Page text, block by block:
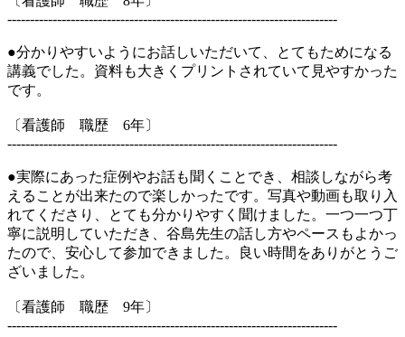
-------------------------------------------------------------------------
●分かりやすいようにお話しいただいて、とてもためになる
講義でした。資料も大きくプリントされていて見やすかった
です。
〔看護師 職歴 6年〕
-------------------------------------------------------------------------
●実際にあった症例やお話も聞くことでき、相談しながら考
えることが出来たので楽しかったです。写真や動画も取り入
れてくださり、とても分かりやすく聞けました。一つ一つ丁
寧に説明していただき、谷島先生の話し方やペースもよかっ
たので、安心して参加できました。良い時間をありがとうご
ざいました。
〔看護師 職歴 9年〕
-------------------------------------------------------------------------